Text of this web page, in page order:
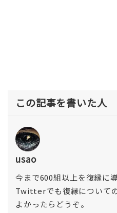
この記事を書いた人
usao
今まで600組以上を復縁に
Twitterでも復縁について
よかったらどうぞ。